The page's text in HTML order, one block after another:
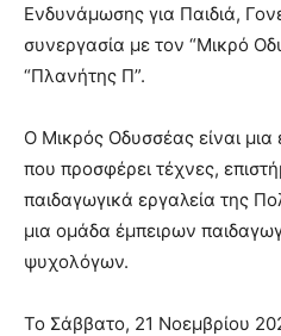
Ενδυνάμωσης για Παιδιά,
συνεργασία με τον “Μικρό
“Πλανήτης Π”.
Ο Μικρός Οδυσσέας είναι
που προσφέρει τέχνες,
παιδαγωγικά εργαλεία της
μια ομάδα έμπειρων
ψυχολόγων.
Το Σάββατο, 21 Νοεμβρίου